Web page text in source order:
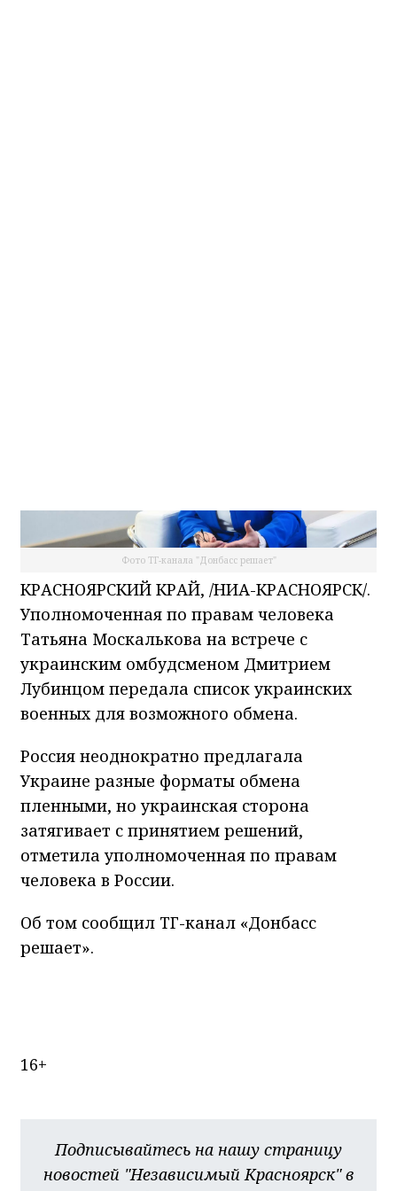
Фото ТГ-канала "Донбасс решает"
КРАСНОЯРСКИЙ КРАЙ, /НИА-КРАСНОЯРСК/.
Уполномоченная по правам человека
Татьяна Москалькова на встрече с
украинским омбудсменом Дмитрием
Лубинцом передала список украинских
военных для возможного обмена.
Россия неоднократно предлагала
Украине разные форматы обмена
пленными, но украинская сторона
затягивает с принятием решений,
отметила уполномоченная по правам
человека в России.
Об том сообщил ТГ-канал «Донбасс
решает».
16+
Подписывайтесь на нашу страницу
новостей "Независимый Красноярск" в